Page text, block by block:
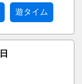
遊タイム